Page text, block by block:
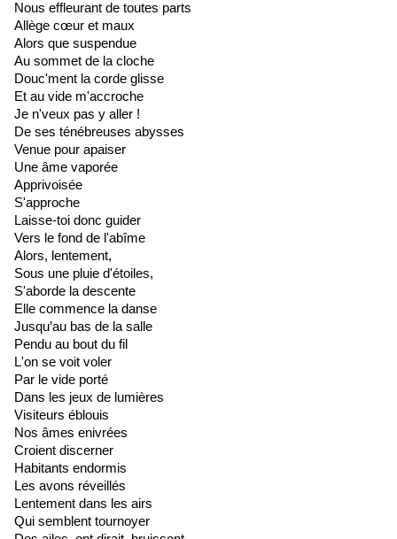
Nous effleurant de toutes parts
Allège cœur et maux
Alors que suspendue
Au sommet de la cloche
Douc'ment la corde glisse
Et au vide m'accroche
Je n'veux pas y aller !
De ses ténébreuses abysses
Venue pour apaiser
Une âme vaporée
Apprivoisée
S'approche
Laisse-toi donc guider
Vers le fond de l'abîme
Alors, lentement,
Sous une pluie d'étoiles,
S'aborde la descente
Elle commence la danse
Jusqu’au bas de la salle
Pendu au bout du fil
L'on se voit voler
Par le vide porté
Dans les jeux de lumières
Visiteurs éblouis
Nos âmes enivrées
Croient discerner
Habitants endormis
Les avons réveillés
Lentement dans les airs
Qui semblent tournoyer